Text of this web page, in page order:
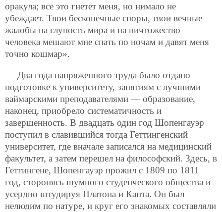
оракула; все это гнетет меня, но нимало не
убеждает. Твои бесконечные споры, твои вечные
жалобы на глупость мира и на ничтожество
человека мешают мне спать по ночам и давят меня
точно кошмар».
Два года напряженного труда было отдано
подготовке к университету, занятиям с лучшими
ваймарскими преподавателями — образование,
наконец, приобрело систематичность и
завершенность. В двадцать один год Шопенгауэр
поступил в славившийся тогда Геттингенский
университет, где вначале записался на медицинский
факультет, а затем перешел на философский. Здесь, в
Геттингене, Шопенгауэр прожил с 1809 по 1811
год, сторонясь шумного студенческого общества и
усердно штудируя Платона и Канта. Он был
нелюдим по натуре, и круг его знакомых составляли